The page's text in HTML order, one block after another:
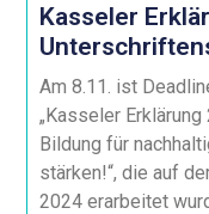
Kasseler
Am 8.11. ist
„Kasseler
Bildung für
stärken!“, die auf
2024 erarbeitet